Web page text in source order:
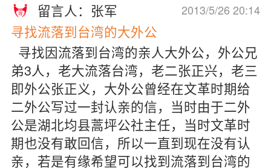
2013/5/26 20:14
留言人：张军
寻找流落到台湾的大外公
寻找因流落到台湾的亲人大外公，外公兄
弟3人，老大流落台湾，老二张正兴，老三
即外公张正义，大外公曾经在文革时期给
二外公写过一封认亲的信，当时由于二外
公是湖北均县蒿坪公社主任，当时文革时
期也没有敢回信，所以一直到现在没有认
亲，若是有缘希望可以找到流落到台湾的